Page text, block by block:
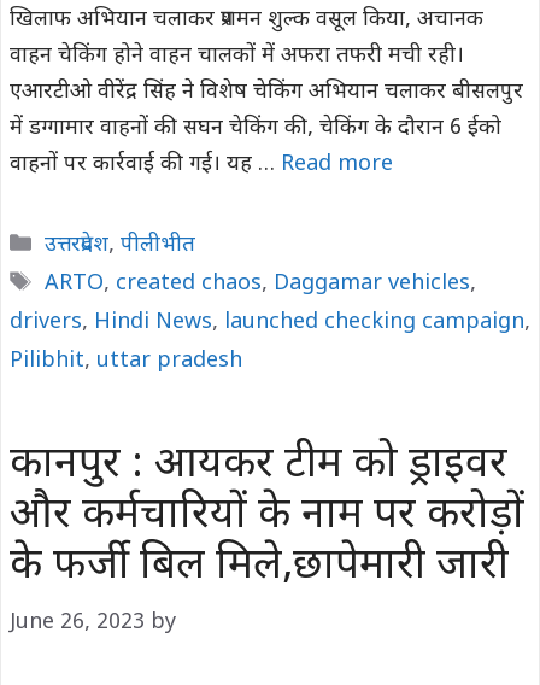
खिलाफ अभियान चलाकर प्रशमन शुल्क वसूल किया, अचानक
वाहन चेकिंग होने वाहन चालकों में अफरा तफरी मची रही।
एआरटीओ वीरेंद्र सिंह ने विशेष चेकिंग अभियान चलाकर बीसलपुर
में डग्गामार वाहनों की सघन चेकिंग की, चेकिंग के दौरान 6 ईको
वाहनों पर कार्रवाई की गई। यह … Read more
Categories
उत्तरप्रदेश, पीलीभीत
Tags
ARTO, created chaos, Daggamar vehicles,
drivers, Hindi News, launched checking campaign,
Pilibhit, uttar pradesh
कानपुर : आयकर टीम को ड्राइवर
और कर्मचारियों के नाम पर करोड़ों
के फर्जी बिल मिले,छापेमारी जारी
June 26, 2023 by